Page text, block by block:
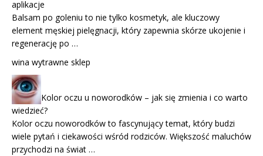
aplikacje
Balsam po goleniu to nie tylko kosmetyk, ale kluczowy
element męskiej pielęgnacji, który zapewnia skórze ukojenie i
regenerację po …
wina wytrawne sklep
Kolor oczu u noworodków – jak się zmienia i co warto
wiedzieć?
Kolor oczu noworodków to fascynujący temat, który budzi
wiele pytań i ciekawości wśród rodziców. Większość maluchów
przychodzi na świat …